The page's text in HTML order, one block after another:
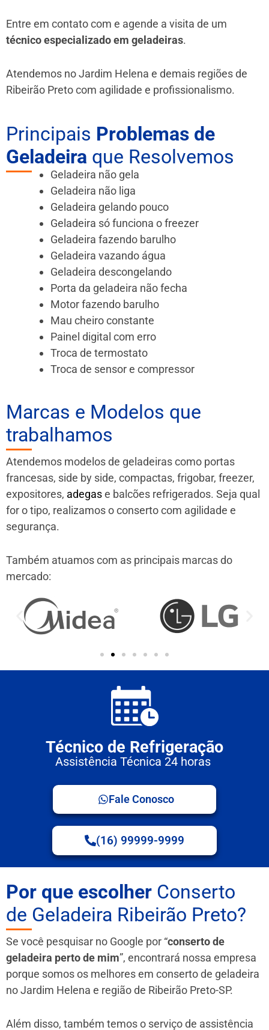
Entre em contato com e agende a visita de um
técnico especializado em geladeiras.
Atendemos no Jardim Helena e demais regiões de
Ribeirão Pretocom agilidade e profissionalismo.
Principais Problemas de
Geladeira que Resolvemos
Geladeira não gela
Geladeira não liga
Geladeira gelando pouco
Geladeira só funciona o freezer
Geladeira fazendo barulho
Geladeira vazando água
Geladeira descongelando
Porta da geladeira não fecha
Motor fazendo barulho
Mau cheiro constante
Painel digital com erro
Troca de termostato
Troca de sensor e compressor
Marcas e Modelos que
trabalhamos
Atendemos modelos de geladeiras como portas
francesas, side by side, compactas, frigobar, freezer,
expositores, adegase balcões refrigerados. Seja qual
for o tipo, realizamos o conserto com agilidade e
segurança.
Também atuamos com as principais marcas do
mercado:
Técnico de Refrigeração
Assistência Técnica 24 horas
Fale Conosco
(16) 99999-9999
Por que escolher Conserto
de Geladeira Ribeirão Preto?
Se você pesquisar no Google por “conserto de
geladeira perto de mim”, encontrará nossa empresa
porque somos os melhores em conserto de geladeira
no Jardim Helena e região de Ribeirão Preto-SP.
Além disso, também temos o serviço de assistência